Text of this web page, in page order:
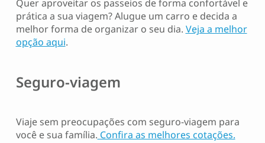
Quer aproveitar os passeios de forma confortável e
prática a sua viagem? Alugue um carro e decida a
melhor forma de organizar o seu dia. Veja a melhor
opção aqui.
Seguro-viagem
Viaje sem preocupações com seguro-viagem para
você e sua família. Confira as melhores cotações.